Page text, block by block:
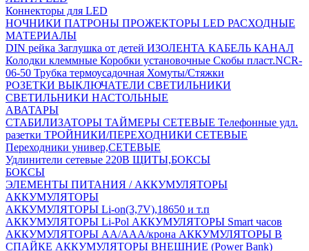
Коннекторы для LED
НОЧНИКИ ПАТРОНЫ ПРОЖЕКТОРЫ LED РАСХОДНЫЕ
МАТЕРИАЛЫ
DIN рейка Заглушка от детей ИЗОЛЕНТА КАБЕЛЬ КАНАЛ
Колодки клеммные Коробки установочные Скобы пласт.NCR-
06-50 Трубка термоусадочная Хомуты/Стяжки
РОЗЕТКИ ВЫКЛЮЧАТЕЛИ СВЕТИЛЬНИКИ
СВЕТИЛЬНИКИ НАСТОЛЬНЫЕ
АВАТАРЫ
СТАБИЛИЗАТОРЫ ТАЙМЕРЫ СЕТЕВЫЕ Телефонные удл.
разетки ТРОЙНИКИ/ПЕРЕХОДНИКИ СЕТЕВЫЕ
Переходники универ,СЕТЕВЫЕ
Удлинители сетевые 220В ЩИТЫ,БОКСЫ
БОКСЫ
ЭЛЕМЕНТЫ ПИТАНИЯ / АККУМУЛЯТОРЫ
АККУМУЛЯТОРЫ
АККУМУЛЯТОРЫ Li-on(3,7V),18650 и т.п
АККУМУЛЯТОРЫ Li-Pol АККУМУЛЯТОРЫ Smart часов
АККУМУЛЯТОРЫ АА/ААА/крона АККУМУЛЯТОРЫ В
СПАЙКЕ АККУМУЛЯТОРЫ ВНЕШНИЕ (Power Bank)